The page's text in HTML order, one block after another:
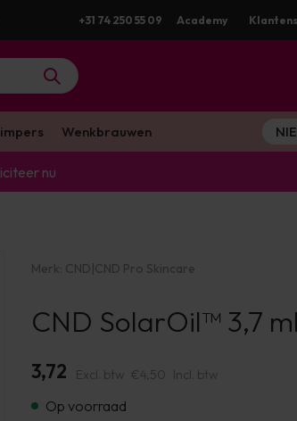
v.a. €100 excl. BTW Voor 16:00 besteld?
+31 74 250 55 09 Academy
Wenkbrauwen
nu
Merk: CND|CND Pro Skincare
CND SolarOil™ 3,7 ml
3,72 Excl. btw €4,50 Incl. btw
Op voorraad